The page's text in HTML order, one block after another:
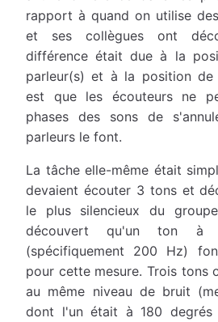
rapport à quand on utilise
et ses collègues ont
différence était due à la
parleur(s) et à la position de
est que les écouteurs ne
phases des sons de
parleurs le font.
La tâche elle-même était
devaient écouter 3 tons et
le plus silencieux du
découvert qu'un ton à
(spécifiquement 200 Hz)
pour cette mesure. Trois tons
au même niveau de bruit
dont l'un était à 180 degrés